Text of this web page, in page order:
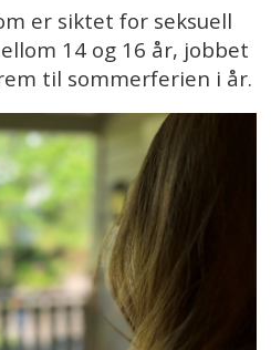
er siktet for seksuell
14 og 16 år, jobbet
til sommerferien i år.